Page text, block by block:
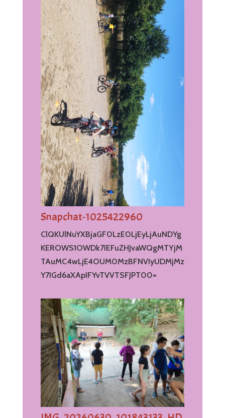
Snapchat-1025422960
ClQKUlNuYXBjaGF0LzE0LjEyLjAuNDYg
KEROWS1OWDk7IEFuZHJvaWQgMTYjM
TAuMC4wLjE4OUM0MzBFNVIyUDMjMz
Y7IGd6aXApIFYvTVVTSFJPT00=